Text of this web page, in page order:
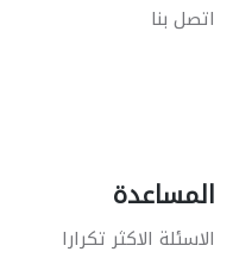
اتصل بنا
المساعدة
الاسئلة الاكثر تكرارا